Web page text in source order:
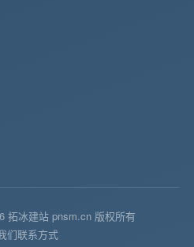
拓冰建站 pnsm.cn 版权所有
们联系方式